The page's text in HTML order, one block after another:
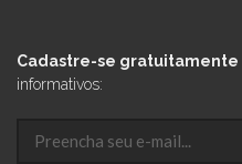
Cadastre-se gratuitamente
informativos: